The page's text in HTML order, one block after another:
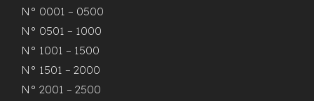
N° 0001 – 0500
N° 0501 – 1000
N° 1001 – 1500
N° 1501 – 2000
N° 2001 – 2500